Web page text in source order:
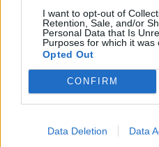
I want to opt-out of
Retention, Sale, and/or
Personal Data that Is
Purposes for which it was
Opted Out
CONFIRM
Data Deletion Data
regisztrációhoz kötött.
Az előfizetés a
Portfolio.hu teljes
Kötéslisták: BÉT
kötéslistái